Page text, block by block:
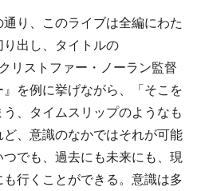
り、このライブは全編にわた
出し、タイトルの
リストファー・ノーラン監督
を例に挙げながら、「そこを
、タイムスリップのようなも
、意識のなかではそれが可能
でも、過去にも未来にも、現
行くことができる。意識は多